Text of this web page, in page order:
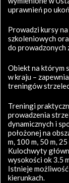
uprawnień po
Prowadzi kursy
szkoleniowych
do prowadzonych
Obiekt na którym
w kraju –
treningów
Treningi
prowadzenia
dynamicznych i
położonej na
m, 100 m, 50 m, 25
Kulochwyty
wysokości ok 3.5
Istnieje
kierunkach.